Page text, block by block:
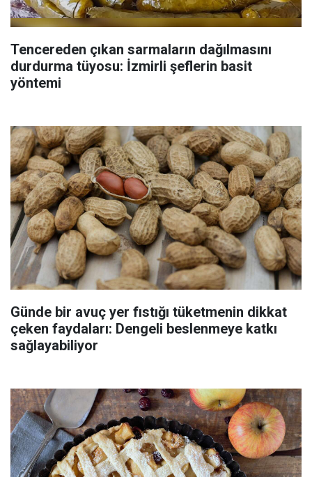
Tencereden çıkan sarmaların dağılmasını
durdurma tüyosu: İzmirli şeflerin basit
yöntemi
Günde bir avuç yer fıstığı tüketmenin dikkat
çeken faydaları: Dengeli beslenmeye katkı
sağlayabiliyor